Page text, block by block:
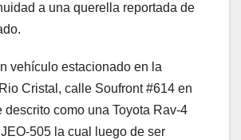
a una querella reportada de
vehículo estacionado en la
Cristal, calle Soufront #614 en
descrito como una Toyota Rav-4
505 la cual luego de ser